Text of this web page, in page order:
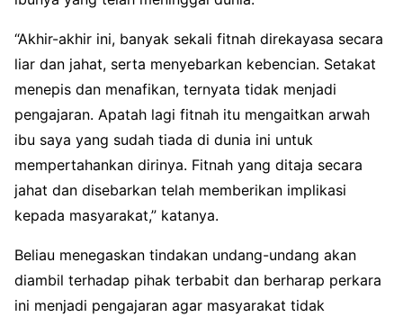
“Akhir-akhir ini, banyak sekali fitnah direkayasa secara
liar dan jahat, serta menyebarkan kebencian. Setakat
menepis dan menafikan, ternyata tidak menjadi
pengajaran. Apatah lagi fitnah itu mengaitkan arwah
ibu saya yang sudah tiada di dunia ini untuk
mempertahankan dirinya. Fitnah yang ditaja secara
jahat dan disebarkan telah memberikan implikasi
kepada masyarakat,” katanya.
Beliau menegaskan tindakan undang-undang akan
diambil terhadap pihak terbabit dan berharap perkara
ini menjadi pengajaran agar masyarakat tidak